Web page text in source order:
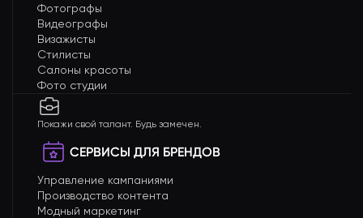
Фотографы
Видеографы
Визажисты
Стилисты
Салоны красоты
Фото студии
Покажи свой талант. Будь замечен.
СЕРВИСЫ ДЛЯ БРЕНДОВ
Управление кампаниями
Производство контента
Модный маркетинг